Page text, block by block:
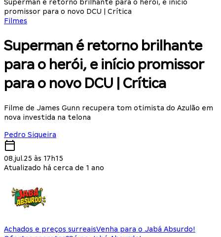
Superman é retorno brilhante para o herói, e início
promissor para o novo DCU | Crítica
Filmes
Superman é retorno brilhante
para o herói, e início promissor
para o novo DCU | Crítica
Filme de James Gunn recupera tom otimista do Azulão em
nova investida na telona
Pedro Siqueira
08.jul.25 às 17h15
Atualizado há cerca de 1 ano
Achados e preços surreaisVenha para o Jabá Absurdo!